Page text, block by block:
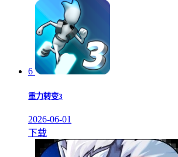
6
重力转变3
2026-06-01
下载